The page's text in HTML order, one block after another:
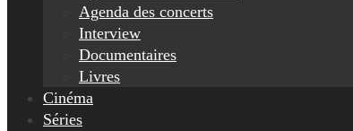
Agenda des concerts
Interview
Documentaires
Livres
Cinéma
Séries